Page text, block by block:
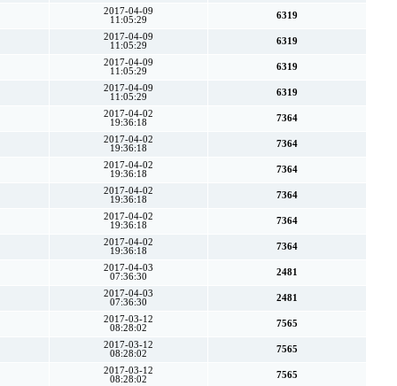
2017-04-09
11:05:29
6319
2017-04-09
11:05:29
6319
2017-04-09
11:05:29
6319
2017-04-09
11:05:29
6319
2017-04-02
19:36:18
7364
2017-04-02
19:36:18
7364
2017-04-02
19:36:18
7364
2017-04-02
19:36:18
7364
2017-04-02
19:36:18
7364
2017-04-02
19:36:18
7364
2017-04-03
07:36:30
2481
2017-04-03
07:36:30
2481
2017-03-12
08:28:02
7565
2017-03-12
08:28:02
7565
2017-03-12
08:28:02
7565